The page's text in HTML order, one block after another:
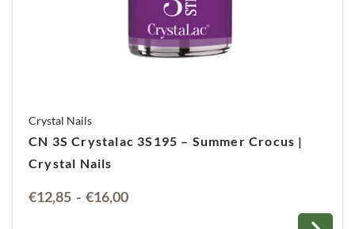
Crystal Nails
CN 3S Crystalac 3S195 – Summer Crocus |
Crystal Nails
€12,85 - €16,00Prijsklasse: